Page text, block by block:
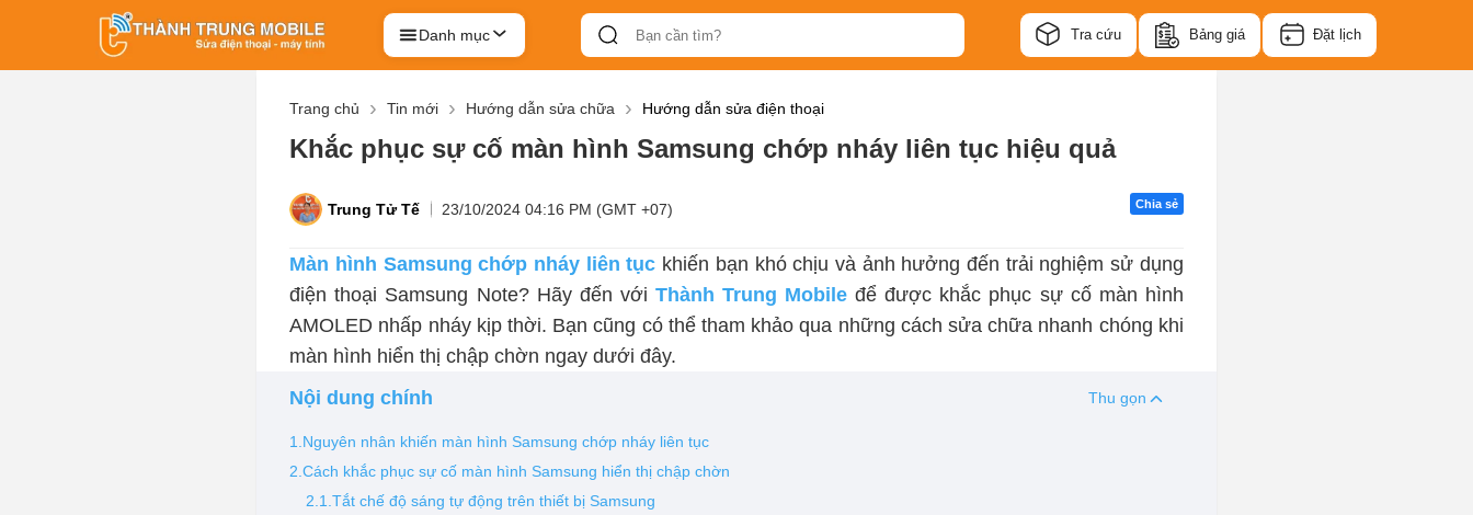
Danh mục Tra cứu Bảng giá Đặt lịch
Trang chủ Tin mới Hướng dẫn sửa chữa Hướng dẫn sửa điện thoại
Khắc phục sự cố màn hình Samsung chớp nháy liên tục hiệu quả
Trung Tử Tế 23/10/2024 04:16 PM (GMT +07) Chia sẻ
Màn hình Samsung chớp nháy liên tục khiến bạn khó chịu và ảnh hưởng đến trải nghiệm sử dụng
điện thoại Samsung Note? Hãy đến với Thành Trung Mobile để được khắc phục sự cố màn hình
AMOLED nhấp nháy kịp thời. Bạn cũng có thể tham khảo qua những cách sửa chữa nhanh chóng khi
màn hình hiển thị chập chờn ngay dưới đây.
Nội dung chính
Thu gọn
1.Nguyên nhân khiến màn hình Samsung chớp nháy liên tục
2.Cách khắc phục sự cố màn hình Samsung hiển thị chập chờn
2.1.Tắt chế độ sáng tự động trên thiết bị Samsung